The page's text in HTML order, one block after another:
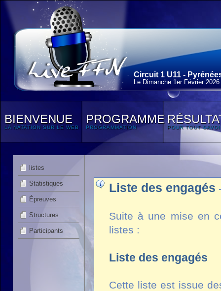
Circuit 1 U11 -
Le Dimanche 1erFévrier 2026
BIENVENUE
LA NATATION SUR LE WEB
PROGRAMME
PROGRAMMATION POUR TOUT
listes
Statistiques
Épreuves
Structures
Participants
Liste des engagés
Suite à une mise en
listes :
Liste des engagés
Cette liste est issue